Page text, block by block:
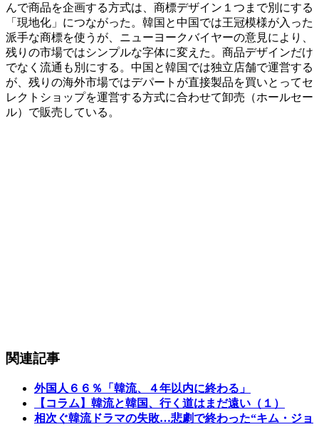
んで商品を企画する方式は、商標デザイン１つまで別にする
「現地化」につながった。韓国と中国では王冠模様が入った
派手な商標を使うが、ニューヨークバイヤーの意見により、
残りの市場ではシンプルな字体に変えた。商品デザインだけ
でなく流通も別にする。中国と韓国では独立店舗で運営する
が、残りの海外市場ではデパートが直接製品を買いとってセ
レクトショップを運営する方式に合わせて卸売（ホールセー
ル）で販売している。
関連記事
外国人６６％「韓流、４年以内に終わる」
【コラム】韓流と韓国、行く道はまだ遠い（１）
相次ぐ韓流ドラマの失敗…悲劇で終わった“キム・ジョ